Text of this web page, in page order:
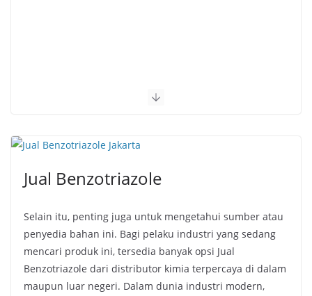
Jual Benzotriazole
Selain itu, penting juga untuk mengetahui sumber atau
penyedia bahan ini. Bagi pelaku industri yang sedang
mencari produk ini, tersedia banyak opsi Jual
Benzotriazole dari distributor kimia terpercaya di dalam
maupun luar negeri. Dalam dunia industri modern,